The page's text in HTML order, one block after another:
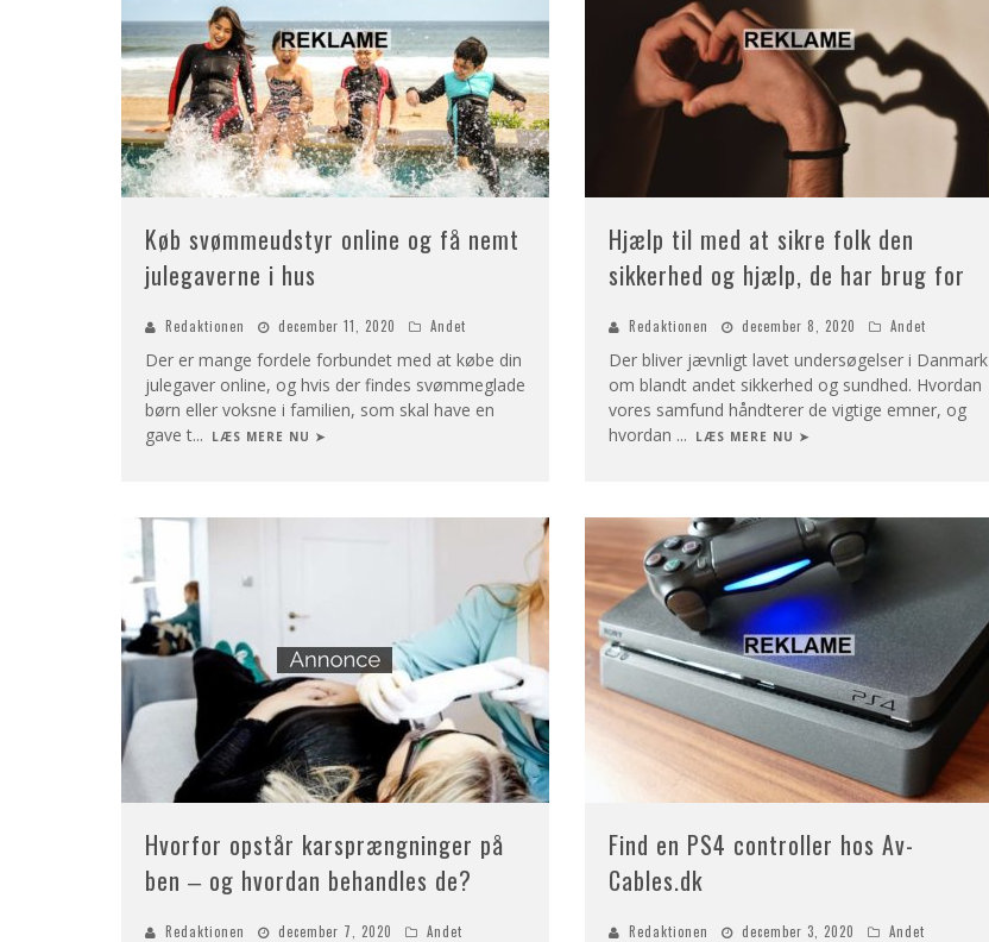
Køb svømmeudstyr online og få nemt
julegaverne i hus
Redaktionen december 11, 2020 Andet
Der er mange fordele forbundet med at købe din
julegaver online, og hvis der findes svømmeglade
børn eller voksne i familien, som skal have en
gave t... LÆS MERE NU ➤
Hjælp til med at sikre folk den
sikkerhed og hjælp, de har brug for
Redaktionen december 8, 2020 Andet
Der bliver jævnligt lavet undersøgelser i Danmark
om blandt andet sikkerhed og sundhed. Hvordan
vores samfund håndterer de vigtige emner, og
hvordan ... LÆS MERE NU ➤
Hvorfor opstår karsprængninger på
ben ‒ og hvordan behandles de?
Redaktionen december 7, 2020 Andet
Find en PS4 controller hos Av-
Cables.dk
Redaktionen december 3, 2020 Andet